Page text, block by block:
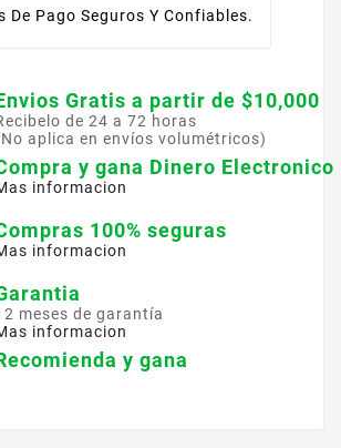
De Pago Seguros Y Confiables.
Gratis a partir de $10,000
de 24 a 72 horas
aplica en envíos volumétricos)
y gana Dinero Electronico
informacion
100% seguras
informacion
meses de garantía
informacion
y gana